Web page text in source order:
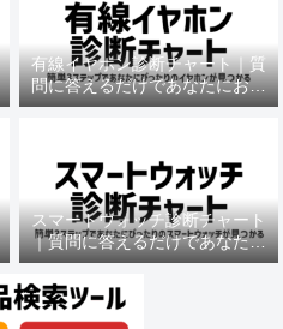
有線イヤホン診断チャート｜質
問に答えるだけであなたにおす
すめの機種がわかる
スマートウォッチ診断チャート
｜質問に答えるだけであなたに
おすすめの機種がわかる